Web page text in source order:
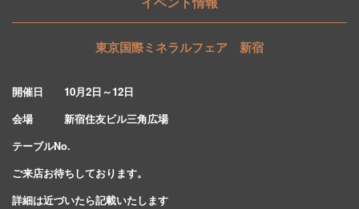
東京国際ミネラルフェア 新宿
開催日 10月2日～12日
会場 新宿住友ビル三角広場
テーブルNo.
ご来店お待ちしております。
詳細は近づいたら記載いたします